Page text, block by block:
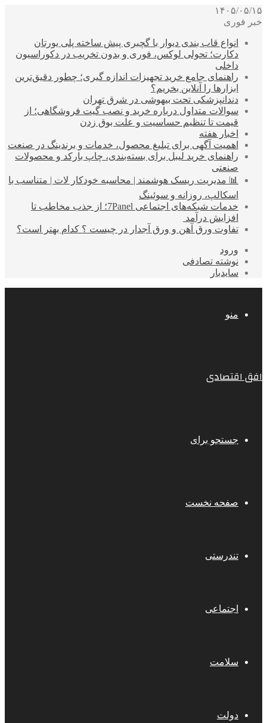
۱۴۰۵/۰۵/۱۵
خبر فوری
انواع قاب بندی دیوار با گچبری پیش ساخته پلی یورتان
دکارت؛ تحولی لوکس، فوری و بدون تخریب در دکوراسیون
داخلی
راهنمای جامع خرید تجهیزات اندازه گیری؛ چطور دقیق‌ترین
ابزارها را آنلاین بخریم؟
دندانپزشکی تحت بیهوشی در شرق تهران
سوالات متداول درباره خرید و نصب گیت فروشگاهی؛ از
قیمت تا تنظیم حساسیت و علت بوق زدن
اخبار هفته
اهمیت آگهی برای تبلیغ محصول، خدمات و برندینگ در صنعت
راهنمای خرید لیبل برای بسته‌بندی، چاپ بارکد و محصولات
صنعتی
📊 مدیریت ریسک هوشمند | محاسبه خودکار لات | متناسب با
اسکالپ، روزانه و سوئینگ
خدمات شبکه‌های اجتماعی 7Panel؛ از جذب مخاطب تا
افزایش درآمد
تفاوت ورق آهن و ورق آجدار در چیست ؟ کدام بهتر است؟
ورود
نوشته تصادفی
سایدبار
منو
افق اقتصادی
جستجو برای
صفحه نخست
تندرستی
اجتماعی
سلامت
دولت